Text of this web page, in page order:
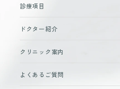
診療項目
ドクター紹介
クリニック案内
よくあるご質問